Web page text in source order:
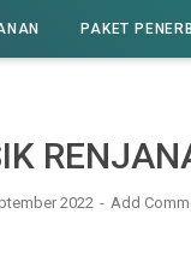
PAKET
2022 Add